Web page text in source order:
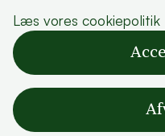
Dette indhold kræver
Læs vores
Læs vores cookiepolitik